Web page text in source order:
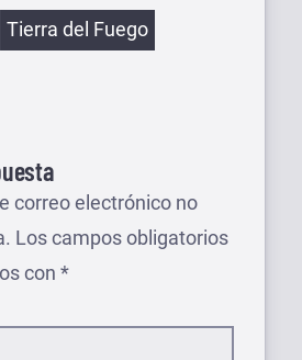
Tierra del Fuego
correo electrónico no
Los campos obligatorios
con *